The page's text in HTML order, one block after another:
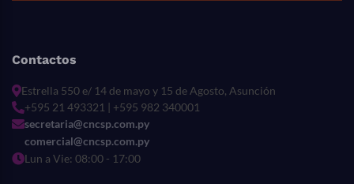
Contactos
Estrella 550 e/ 14 de mayo y 15 de Agosto, Asunción
+595 21 493321 | +595 982 340001
secretaria@cncsp.com.py
comercial@cncsp.com.py
Lun a Vie: 08:00 - 17:00